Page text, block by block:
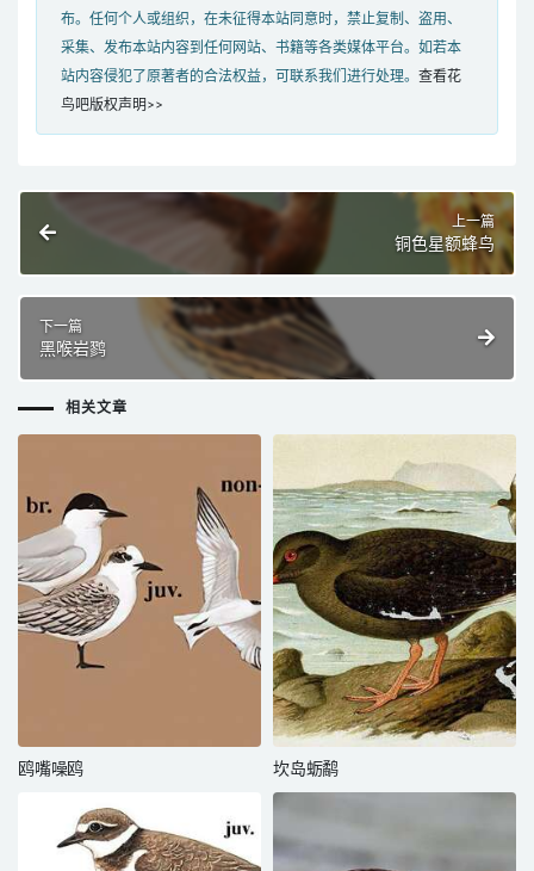
布。任何个人或组织，在未征得本站同意时，禁止复制、盗用、
采集、发布本站内容到任何网站、书籍等各类媒体平台。如若本
站内容侵犯了原著者的合法权益，可联系我们进行处理。 查看花
鸟吧版权声明>>
上一篇
铜色星额蜂鸟
下一篇
黑喉岩鹨
相关文章
鸥嘴噪鸥 坎岛蛎鹬